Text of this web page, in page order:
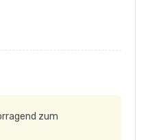
zum